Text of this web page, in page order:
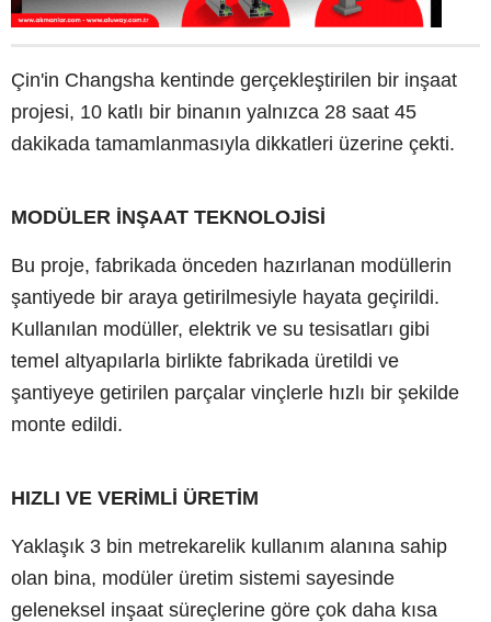
Çin'in Changsha kentinde gerçekleştirilen bir inşaat
projesi, 10 katlı bir binanın yalnızca 28 saat 45
dakikada tamamlanmasıyla dikkatleri üzerine çekti.
MODÜLER İNŞAAT TEKNOLOJİSİ
Bu proje, fabrikada önceden hazırlanan modüllerin
şantiyede bir araya getirilmesiyle hayata geçirildi.
Kullanılan modüller, elektrik ve su tesisatları gibi
temel altyapılarla birlikte fabrikada üretildi ve
şantiyeye getirilen parçalar vinçlerle hızlı bir şekilde
monte edildi.
HIZLI VE VERİMLİ ÜRETİM
Yaklaşık 3 bin metrekarelik kullanım alanına sahip
olan bina, modüler üretim sistemi sayesinde
geleneksel inşaat süreçlerine göre çok daha kısa